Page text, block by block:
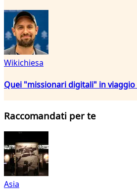
Wikichiesa
Quei "missionari digitali" in viaggio
Raccomandati per te
Asia